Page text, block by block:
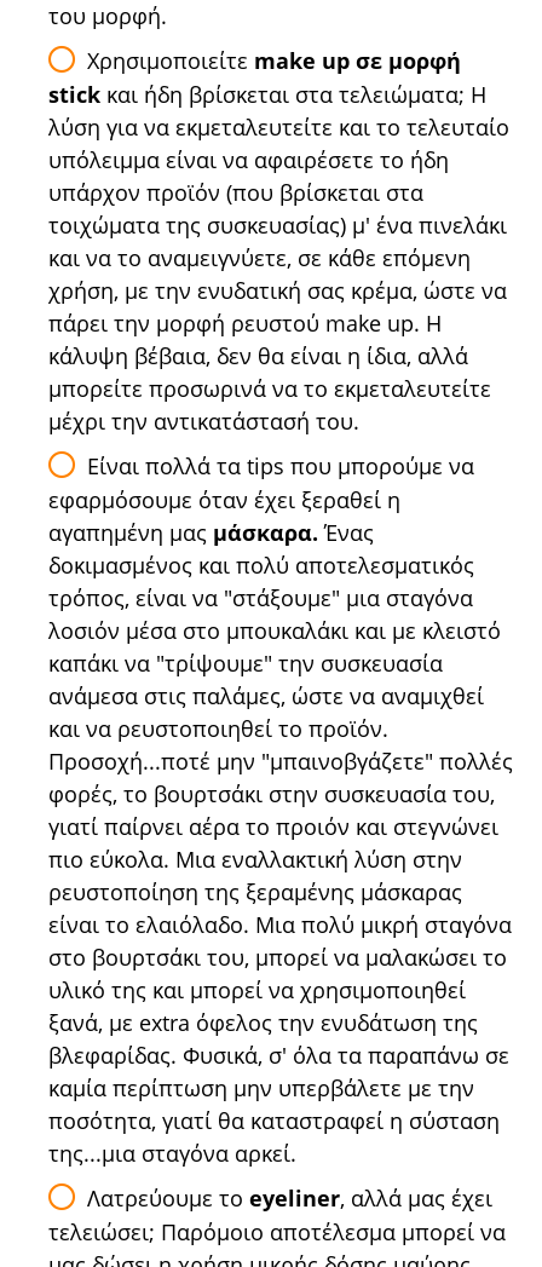
του μορφή.
Χρησιμοποιείτε make up σε μορφή
stick και ήδη βρίσκεται στα τελειώματα; Η
λύση για να εκμεταλευτείτε και το τελευταίο
υπόλειμμα είναι να αφαιρέσετε το ήδη
υπάρχον προϊόν (που βρίσκεται στα
τοιχώματα της συσκευασίας) μ' ένα πινελάκι
και να το αναμειγνύετε, σε κάθε επόμενη
χρήση, με την ενυδατική σας κρέμα, ώστε να
πάρει την μορφή ρευστού make up. Η
κάλυψη βέβαια, δεν θα είναι η ίδια, αλλά
μπορείτε προσωρινά να το εκμεταλευτείτε
μέχρι την αντικατάστασή του.
Είναι πολλά τα tips που μπορούμε να
εφαρμόσουμε όταν έχει ξεραθεί η
αγαπημένη μας μάσκαρα. Ένας
δοκιμασμένος και πολύ αποτελεσματικός
τρόπος, είναι να "στάξουμε" μια σταγόνα
λοσιόν μέσα στο μπουκαλάκι και με κλειστό
καπάκι να "τρίψουμε" την συσκευασία
ανάμεσα στις παλάμες, ώστε να αναμιχθεί
και να ρευστοποιηθεί το προϊόν.
Προσοχή...ποτέ μην "μπαινοβγάζετε" πολλές
φορές, το βουρτσάκι στην συσκευασία του,
γιατί παίρνει αέρα το προιόν και στεγνώνει
πιο εύκολα. Μια εναλλακτική λύση στην
ρευστοποίηση της ξεραμένης μάσκαρας
είναι το ελαιόλαδο. Μια πολύ μικρή σταγόνα
στο βουρτσάκι του, μπορεί να μαλακώσει το
υλικό της και μπορεί να χρησιμοποιηθεί
ξανά, με extra όφελος την ενυδάτωση της
βλεφαρίδας. Φυσικά, σ' όλα τα παραπάνω σε
καμία περίπτωση μην υπερβάλετε με την
ποσότητα, γιατί θα καταστραφεί η σύσταση
της...μια σταγόνα αρκεί.
Λατρεύουμε το eyeliner, αλλά μας έχει
τελειώσει; Παρόμοιο αποτέλεσμα μπορεί να